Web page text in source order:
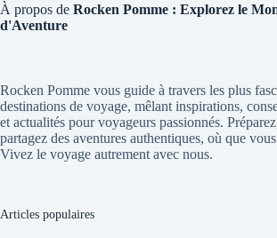
À propos de Rocken Pomme : Explorez le
d'Aventure
Rocken Pomme vous guide à travers les plus
destinations de voyage, mêlant inspirations,
et actualités pour voyageurs passionnés.
partagez des aventures authentiques, où que
Vivez le voyage autrement avec nous.
Articles populaires